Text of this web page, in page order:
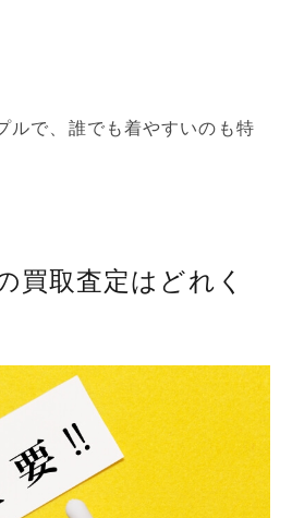
ルで、誰でも着やすいのも特
買取査定はどれく